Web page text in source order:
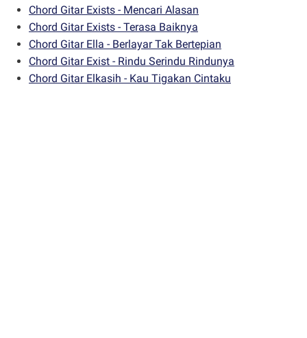
Chord Gitar Exists - Mencari Alasan
Chord Gitar Exists - Terasa Baiknya
Chord Gitar Ella - Berlayar Tak Bertepian
Chord Gitar Exist - Rindu Serindu Rindunya
Chord Gitar Elkasih - Kau Tigakan Cintaku